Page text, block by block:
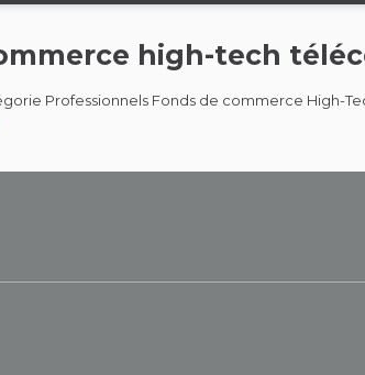
high-tech
Professionnels Fonds de commerce High-